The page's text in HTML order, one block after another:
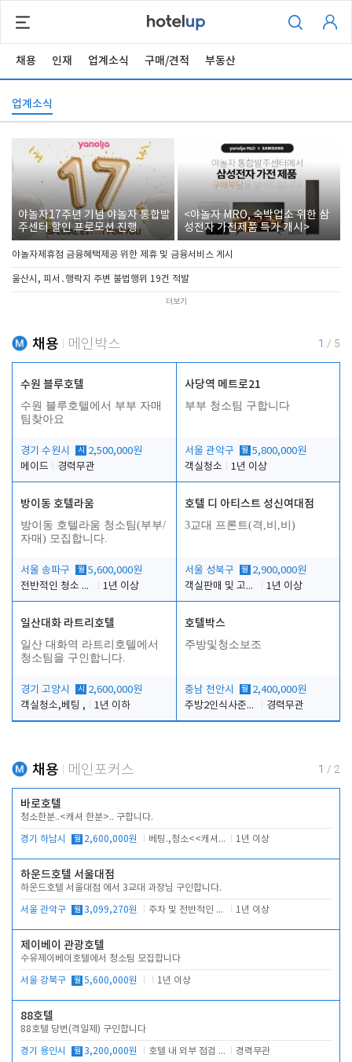
채용 인재 업계소식 구매/견적 부동산
업계소식
야놀자17주년 기념 야놀자 통합발
주센터 할인 프로모션 진행
<야놀자 MRO, 숙박업소 위한 삼
성전자 가전제품 특가 개시>
야놀자제휴점 금융혜택제공 위한 제휴 및 금융서비스 게시
울산시, 피서․행락지 주변 불법행위 19건 적발
더보기
채용 메인박스 1 / 5
수원 블루호텔
수원 블루호텔에서 부부 자매
팀찾아요
경기 수원시 시
2,500,000원
메이드
경력무관
사당역 메트로21
부부 청소팀 구합니다
서울 관악구 월 5,800,000원
객실청소
1년 이상
방이동 호텔라움
방이동 호텔라움 청소팀(부부/
자매) 모집합니다.
서울 송파구 월 5,600,000원
전반적인 청소 업무(객실청소.객실정리)
1년 이상
호텔 디 아티스트 성신여대점
3교대 프론트(격,비,비)
서울 성북구 월 2,900,000원
객실판매 및 고객응대
1년 이상
일산대화 라트리호텔
일산 대화역 라트리호텔에서
청소팀을 구인합니다.
경기 고양시 시
2,600,000원
객실청소,베팅 ,
1년 이하
호텔박스
주방및청소보조
충남 천안시 월 2,400,000원
주방2인식사준비및청소린렌보조
경력무관
채용 메인포커스 1 / 2
바로호텔
청소한분..<캐셔 한분>.. 구합니다.
경기 하남시 월 2,600,000원 베팅.,청소<<캐셔 모셔봅니다. 1년 이상
하운드호텔 서울대점
하운드호텔 서울대점 에서 3교대 과장님 구인합니다.
서울 관악구 월 3,099,270원 주차 및 전반적인 당번업무 1년 이상
제이베이 관광호텔
수유제이베이호텔에서 청소팀 모집합니다
서울 강북구 월 5,600,000원 1년 이상
88호텔
88호텔 당번(격일제) 구인합니다
경기 용인시 월 3,200,000원 호텔 내 외부 점검 및 프런트 운영 경력무관